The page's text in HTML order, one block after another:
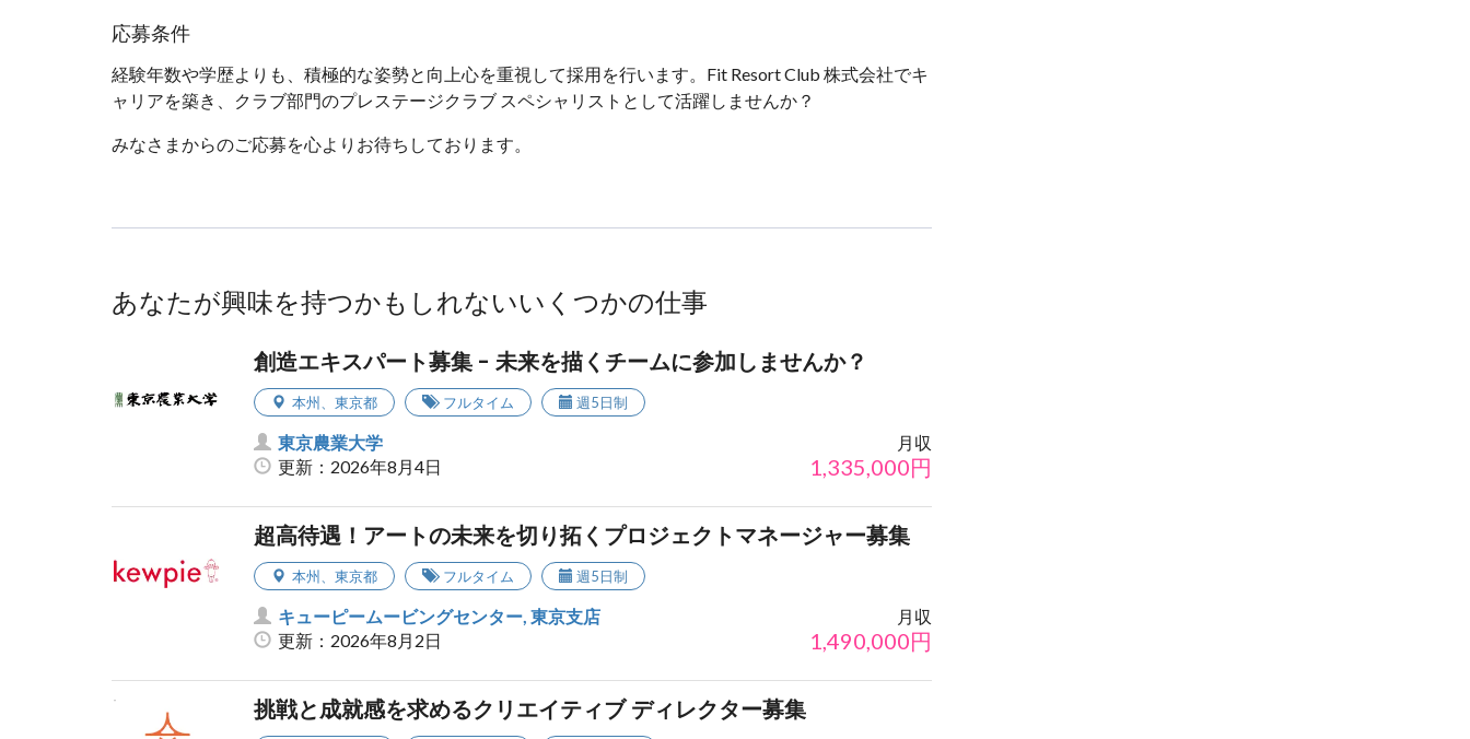
応募条件
経験年数や学歴よりも、積極的な姿勢と向上心を重視して採用を行います。Fit Resort Club 株式会社でキ
ャリアを築き、クラブ部門のプレステージクラブ スペシャリストとして活躍しませんか？
みなさまからのご応募を心よりお待ちしております。
あなたが興味を持つかもしれないいくつかの仕事
創造エキスパート募集 - 未来を描くチームに参加しませんか？
本州、 東京都 フルタイム 週5日制
東京農業大学
更新：2026年8月4日
月収
1,335,000円
超高待遇！アートの未来を切り拓くプロジェクトマネージャー募集
本州、 東京都 フルタイム 週5日制
キューピームービングセンター, 東京支店
更新：2026年8月2日
月収
1,490,000円
挑戦と成就感を求めるクリエイティブ ディレクター募集